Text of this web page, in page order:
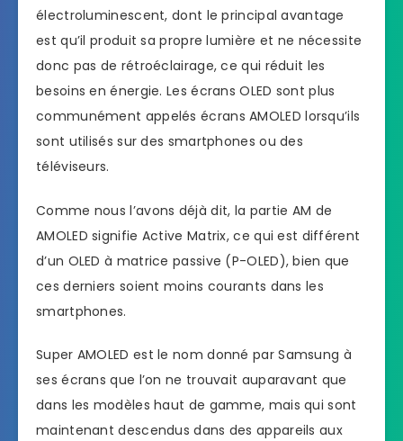
électroluminescent, dont le principal avantage
est qu’il produit sa propre lumière et ne nécessite
donc pas de rétroéclairage, ce qui réduit les
besoins en énergie. Les écrans OLED sont plus
communément appelés écrans AMOLED lorsqu’ils
sont utilisés sur des smartphones ou des
téléviseurs.
Comme nous l’avons déjà dit, la partie AM de
AMOLED signifie Active Matrix, ce qui est différent
d’un OLED à matrice passive (P-OLED), bien que
ces derniers soient moins courants dans les
smartphones.
Super AMOLED est le nom donné par Samsung à
ses écrans que l’on ne trouvait auparavant que
dans les modèles haut de gamme, mais qui sont
maintenant descendus dans des appareils aux